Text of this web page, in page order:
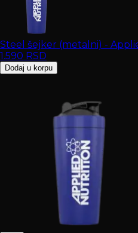
Steel šejker (metalni) -
1.590 RSD
Dodaj u korpu